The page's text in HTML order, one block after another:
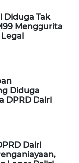
Diduga Tak
Menggurita
Legal
Diduga
DPRD Dairi
Dairi